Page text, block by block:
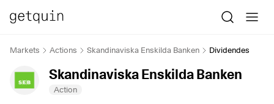
Markets Actions Skandinaviska Enskilda Banken Dividendes
Skandinaviska Enskilda Banken
Action